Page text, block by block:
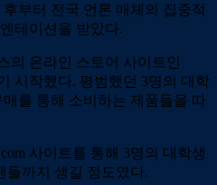
부터 전국 언론 매체의 집중적
테이션을 받았다.
온라인 스토어 사이트인
시작했다. 평범했던 3명의 대학
를 통해 소비하는 제품들을 따
사이트를 통해 3명의 대학생
들까지 생길 정도였다.